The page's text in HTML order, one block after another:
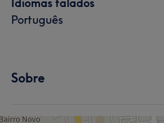
Idiomas falados
Português
Sobre